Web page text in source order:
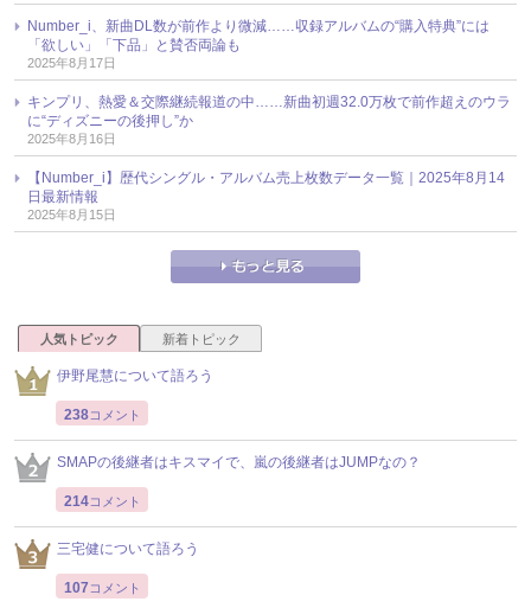
Number_i、新曲DL数が前作より微減……収録アルバムの“購入特典”には
「欲しい」「下品」と賛否両論も
2025年8月17日
キンプリ、熱愛＆交際継続報道の中……新曲初週32.0万枚で前作超えのウラ
に“ディズニーの後押し”か
2025年8月16日
【Number_i】歴代シングル・アルバム売上枚数データ一覧｜2025年8月14
日最新情報
2025年8月15日
人気トピック 新着トピック
伊野尾慧について語ろう
238コメント
SMAPの後継者はキスマイで、嵐の後継者はJUMPなの？
214コメント
三宅健について語ろう
107 コメント